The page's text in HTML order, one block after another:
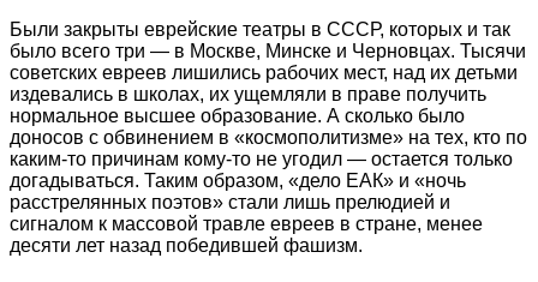
Были закрыты еврейские театры в СССР, которых и так
было всего три — в Москве, Минске и Черновцах. Тысячи
советских евреев лишились рабочих мест, над их детьми
издевались в школах, их ущемляли в праве получить
нормальное высшее образование. А сколько было
доносов с обвинением в «космополитизме» на тех, кто по
каким-то причинам кому-то не угодил — остается только
догадываться. Таким образом, «дело ЕАК» и «ночь
расстрелянных поэтов» стали лишь прелюдией и
сигналом к массовой травле евреев в стране, менее
десяти лет назад победившей фашизм.